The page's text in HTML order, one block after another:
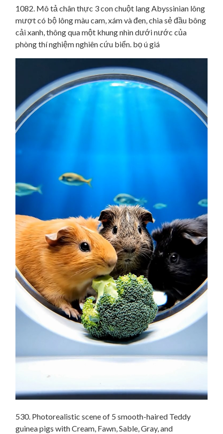
1082. Mô tả chân thực 3 con chuột lang Abyssinian lông
mượt có bộ lông màu cam, xám và đen, chia sẻ đầu bông
cải xanh, thông qua một khung nhìn dưới nước của
phòng thí nghiệm nghiên cứu biển. bọ ú giá
530. Photorealistic scene of 5 smooth-haired Teddy
guinea pigs with Cream, Fawn, Sable, Gray, and